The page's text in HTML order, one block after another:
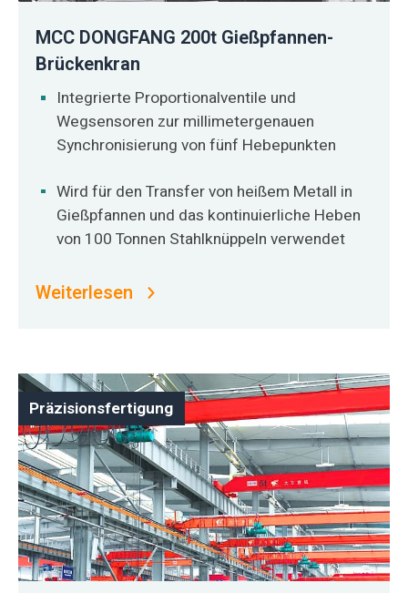
MCC DONGFANG 200t Gießpfannen-
Brückenkran
Integrierte Proportionalventile und
Wegsensoren zur millimetergenauen
Synchronisierung von fünf Hebepunkten
Wird für den Transfer von heißem Metall in
Gießpfannen und das kontinuierliche Heben
von 100 Tonnen Stahlknüppeln verwendet
Weiterlesen
Präzisionsfertigung